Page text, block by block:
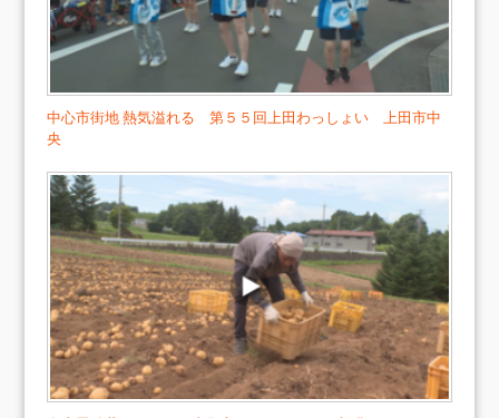
中心市街地 熱気溢れる 第５５回上田わっしょい 上田市中
央